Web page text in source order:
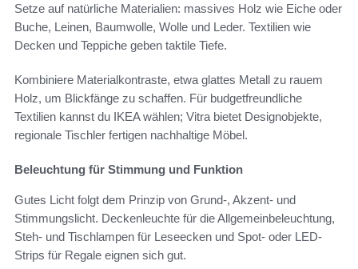
Setze auf natürliche Materialien: massives Holz wie Eiche oder
Buche, Leinen, Baumwolle, Wolle und Leder. Textilien wie
Decken und Teppiche geben taktile Tiefe.
Kombiniere Materialkontraste, etwa glattes Metall zu rauem
Holz, um Blickfänge zu schaffen. Für budgetfreundliche
Textilien kannst du IKEA wählen; Vitra bietet Designobjekte,
regionale Tischler fertigen nachhaltige Möbel.
Beleuchtung für Stimmung und Funktion
Gutes Licht folgt dem Prinzip von Grund-, Akzent- und
Stimmungslicht. Deckenleuchte für die Allgemeinbeleuchtung,
Steh- und Tischlampen für Leseecken und Spot- oder LED-
Strips für Regale eignen sich gut.